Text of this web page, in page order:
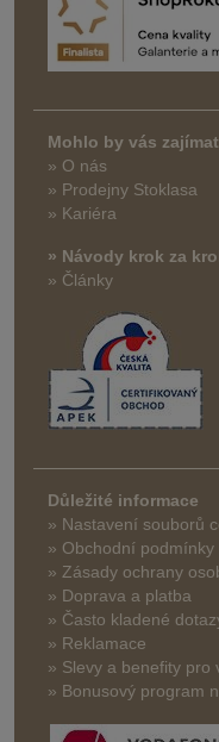
Mohlo by vás zajímat
» O nás
» Prodejny Stoklasa
» Kariéra
» Návody krok za
» Články
Důležité informace
» Nastavení souborů
» Obchodní podmínky
» Zásady ochrany
» Doprava a platba
» Často kladené
» Reklamace
» Slevy a benefity pro
» Bonusový program